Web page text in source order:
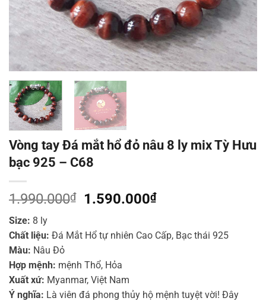
Vòng tay Đá mắt hổ đỏ nâu 8 ly mix Tỳ Hưu
bạc 925 – C68
1.990.000₫
Giá
là:
1.990.000₫.
1.590.000₫Giá
tại
là:
Size: 8 ly
Chất liệu: Đá Mắt Hổ tự nhiên Cao Cấp, Bạc thái 925
Màu: Nâu Đỏ
Hợp mệnh: mệnh Thổ, Hỏa
Xuất xứ: Myanmar, Việt Nam
Ý nghĩa: Là viên đá phong thủy hộ mệnh tuyệt vời! Đây